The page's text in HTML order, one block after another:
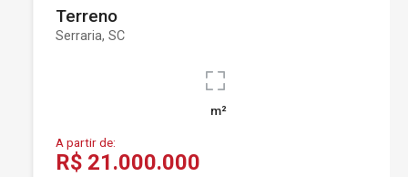
Terreno
Serraria, SC
m²
A partir de:
R$ 21.000.000